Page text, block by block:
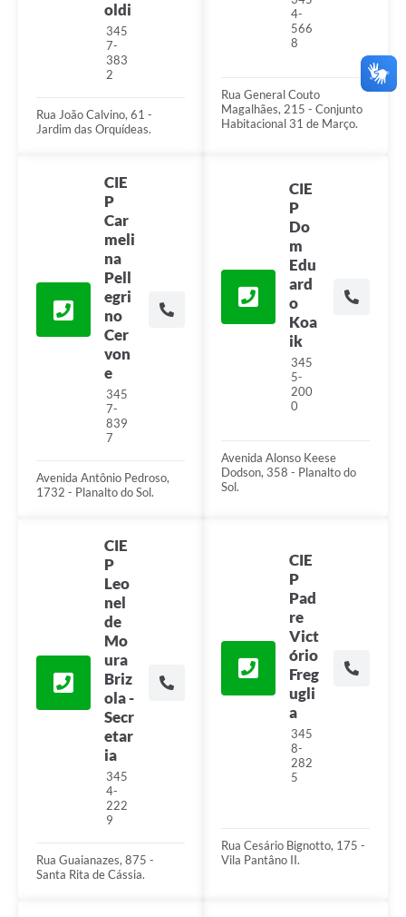
oldi
345
7-
383
2
Rua João Calvino, 61 -
Jardim das Orquídeas.
4-
566
8
Rua General Couto
Magalhães, 215 - Conjunto
Habitacional 31 de Março.
CIE
P
Car
meli
na
Pell
egri
no
Cer
von
e
345
7-
839
7
Avenida Antônio Pedroso,
1732 - Planalto do Sol.
CIE
P
Do
m
Edu
ard
o
Koa
ik
345
5-
200
0
Avenida Alonso Keese
Dodson, 358 - Planalto do
Sol.
CIE
P
Leo
nel
de
Mo
ura
Briz
ola -
Secr
etar
ia
345
4-
222
9
Rua Guaianazes, 875 -
Santa Rita de Cássia.
CIE
P
Pad
re
Vict
ório
Freg
ugli
a
345
8-
282
5
Rua Cesário Bignotto, 175 -
Vila Pantâno II.